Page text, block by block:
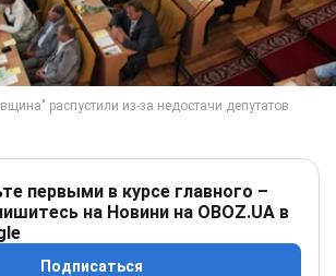
первыми в курсе главного –
на Новини на OBOZ.UA в
Подписаться